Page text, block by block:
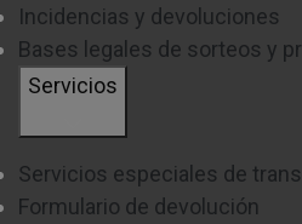
Incidencias y devoluciones
Bases legales de sorteos y
Servicios
Servicios especiales de
Formulario de devolución